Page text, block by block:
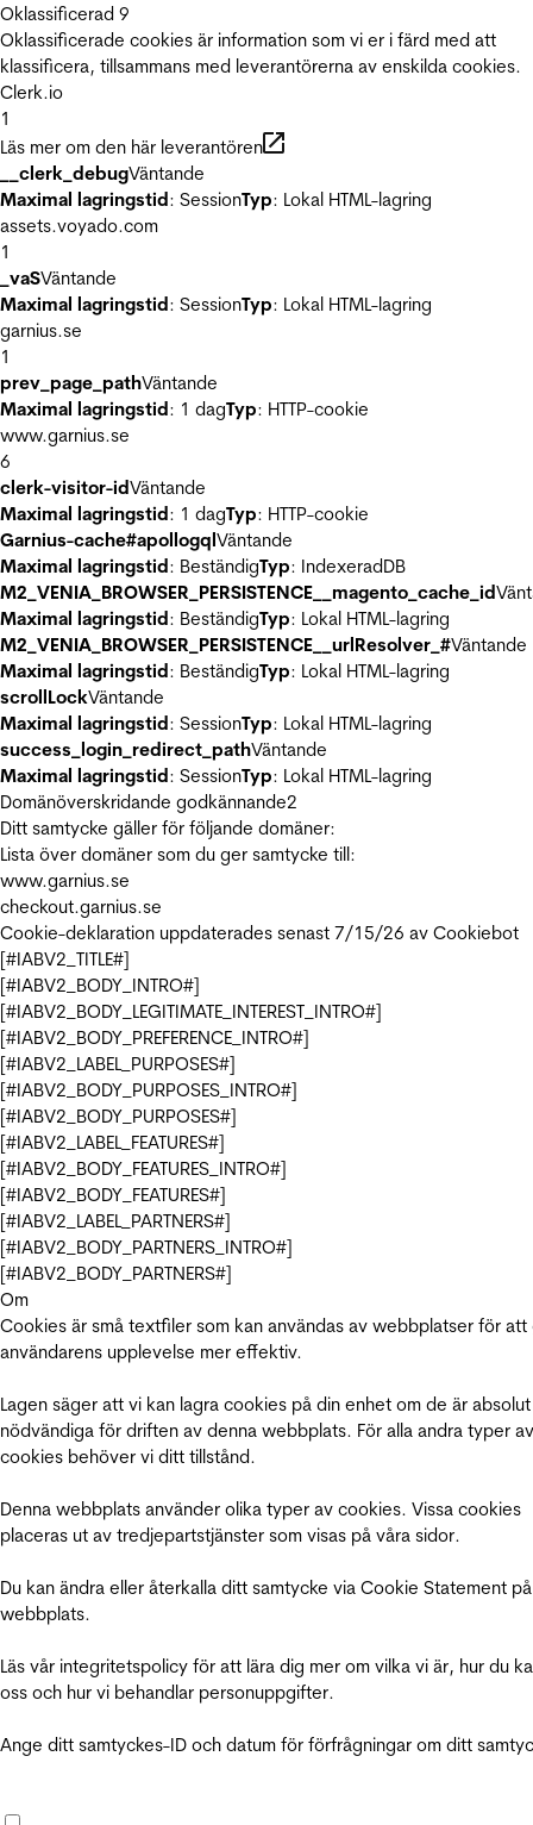
Oklassificerad 9
Oklassificerade cookies är information som vi er i färd med att
klassificera, tillsammans med leverantörerna av enskilda cookies.
Clerk.io
1
Läs mer om den här leverantören
__clerk_debugVäntande
Maximal lagringstid: SessionTyp: Lokal HTML-lagring
assets.voyado.com
1
_vaSVäntande
Maximal lagringstid: SessionTyp: Lokal HTML-lagring
garnius.se
1
prev_page_pathVäntande
Maximal lagringstid: 1 dagTyp: HTTP-cookie
www.garnius.se
6
clerk-visitor-idVäntande
Maximal lagringstid: 1 dagTyp: HTTP-cookie
Garnius-cache#apollogqlVäntande
Maximal lagringstid: BeständigTyp: IndexeradDB
M2_VENIA_BROWSER_PERSISTENCE__magento_cache_id
Maximal lagringstid: BeständigTyp: Lokal HTML-lagring
M2_VENIA_BROWSER_PERSISTENCE__urlResolver_#Väntande
Maximal lagringstid: BeständigTyp: Lokal HTML-lagring
scrollLockVäntande
Maximal lagringstid: SessionTyp: Lokal HTML-lagring
success_login_redirect_pathVäntande
Maximal lagringstid: SessionTyp: Lokal HTML-lagring
Domänöverskridande godkännande2
Ditt samtycke gäller för följande domäner:
Lista över domäner som du ger samtycke till:
www.garnius.se
checkout.garnius.se
Cookie-deklaration uppdaterades senast 7/15/26 av Cookiebot
[#IABV2_TITLE#]
[#IABV2_BODY_INTRO#]
[#IABV2_BODY_LEGITIMATE_INTEREST_INTRO#]
[#IABV2_BODY_PREFERENCE_INTRO#]
[#IABV2_LABEL_PURPOSES#]
[#IABV2_BODY_PURPOSES_INTRO#]
[#IABV2_BODY_PURPOSES#]
[#IABV2_LABEL_FEATURES#]
[#IABV2_BODY_FEATURES_INTRO#]
[#IABV2_BODY_FEATURES#]
[#IABV2_LABEL_PARTNERS#]
[#IABV2_BODY_PARTNERS_INTRO#]
[#IABV2_BODY_PARTNERS#]
Om
Cookies är små textfiler som kan användas av webbplatser för att
användarens upplevelse mer effektiv.
Lagen säger att vi kan lagra cookies på din enhet om de är absolut
nödvändiga för driften av denna webbplats. För alla andra typer av
cookies behöver vi ditt tillstånd.
Denna webbplats använder olika typer av cookies. Vissa cookies
placeras ut av tredjepartstjänster som visas på våra sidor.
Du kan ändra eller återkalla ditt samtycke via Cookie Statement
webbplats.
Läs vår integritetspolicy för att lära dig mer om vilka vi är, hur du
oss och hur vi behandlar personuppgifter.
Ange ditt samtyckes-ID och datum för förfrågningar om ditt